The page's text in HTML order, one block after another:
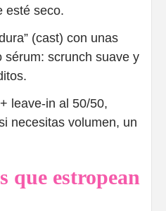
esté seco.
(cast) con unas
sérum: scrunch suave y
leave-in al 50/50,
necesitas volumen, un
que estropean